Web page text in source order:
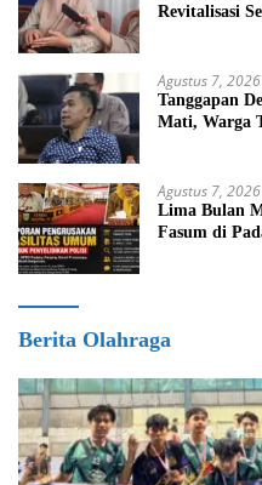
Revitalisasi
Agustus 7, 2026
Tanggapan
Mati, Warga
Agustus 7, 2026
Lima Bulan
Fasum di
Berita Olahraga